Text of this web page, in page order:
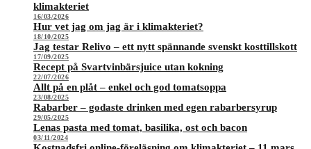
klimakteriet
16/03/2026
Hur vet jag om jag är i klimakteriet?
18/10/2025
Jag testar Relivo – ett nytt spännande svenskt kosttillskott
17/09/2025
Recept på Svartvinbärsjuice utan kokning
22/07/2026
Allt på en plåt – enkel och god tomatsoppa
23/08/2025
Rabarber – godaste drinken med egen rabarbersyrup
29/05/2025
Lenas pasta med tomat, basilika, ost och bacon
03/11/2024